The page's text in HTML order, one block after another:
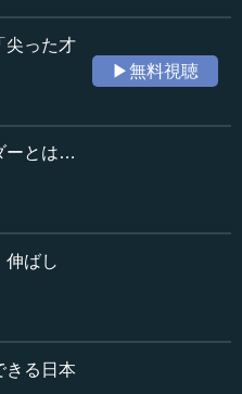
評価するか
CEOでいらっしゃった水
たいと思います。
す。
の形でお話をいただきま
ネスと人的資本経
いうことで、水野さんにい
水野さんがやられたこと
どを具体的にお聞きでき
尖った才
▶無料視聴
ーとは…
伸ばし
きる日本